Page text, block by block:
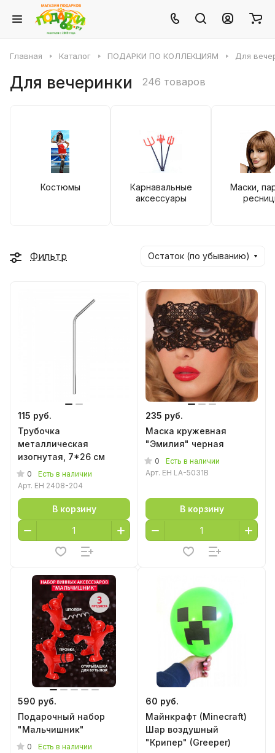
Главная Каталог ПОДАРКИ ПО КОЛЛЕКЦИЯМ Для
Для вечеринки 246 товаров
Костюмы
Карнавальные
аксессуары
Маски,
Фильтр Остаток (по убыванию)
115 руб.
Трубочка
металлическая
изогнутая, 7*26 см
0
Есть в наличии
Арт. EH 2408-204
В корзину
235 руб.
Маска кружевная
"Эмилия" черная
0
Есть в наличии
Арт. EH LA-5031B
В корзину
590 руб.
Подарочный набор
"Мальчишник"
0
Есть в наличии
60 руб.
Майнкрафт (Minecraft)
Шар воздушный
"Крипер" (Greeper)